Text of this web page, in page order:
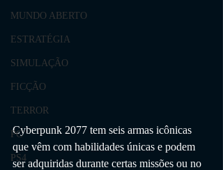
MUNDO ABERTO
ESTRATÉGIA
SIMULAÇÃO
FICÇÃO
TERROR
PC
PS4
Cyberpunk 2077 tem seis armas icônicas
que vêm com habilidades únicas e podem
ser adquiridas durante certas missões ou no